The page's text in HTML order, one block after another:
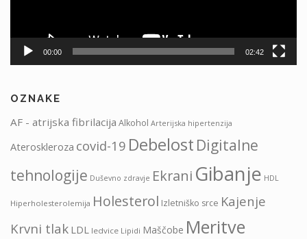
00:00 02:42
OZNAKE
AF - atrijska fibrilacija Alkohol Arterijska hipertenzija
Ateroskleroza covid-19 Debelost Digitalne
tehnologije Duševno zdravje Ekrani Gibanje HDL
Hiperholesterolemija Holesterol Izletniško srce Kajenje
Krvni tlak LDL ledvice Lipidi Maščobe Meritve